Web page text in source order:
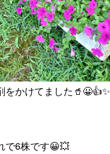
をかけてました🥤😀👍✨
で6株です😀💥